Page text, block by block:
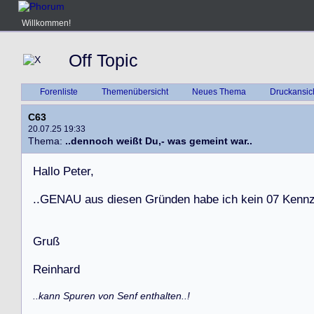
Willkommen!
Off Topic
Forenliste Themenübersicht Neues Thema
C63
20.07.25 19:33
Thema: ..dennoch weißt Du,- was gemeint war..
Hallo Peter,
..GENAU aus diesen Gründen habe ich kein 07 Kennz
Gruß
Reinhard
..kann Spuren von Senf enthalten..!